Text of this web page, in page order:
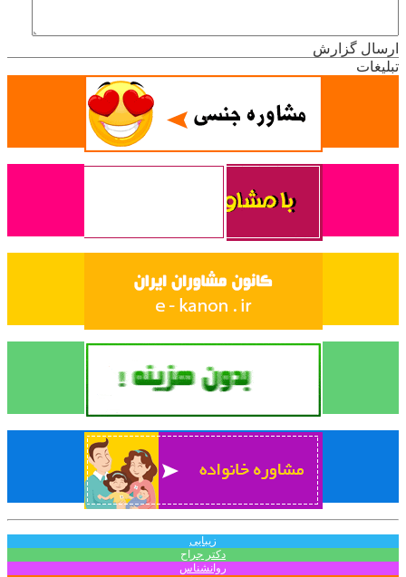
ارسال گزارش
تبلیغات
زیبایی
دکتر جراح
روانشناس